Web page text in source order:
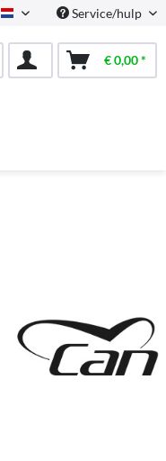
Dutch Service/hulp
€ 0,00 *